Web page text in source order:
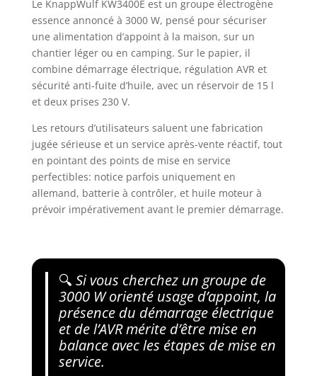
Le KnappWulf KW3400E est un groupe électrogène
essence annoncé à 3000 W, pensé pour sécuriser
une alimentation d’appoint à la maison, sur un
chantier léger ou en camping. Sur le papier, il
combine démarrage électrique, régulation AVR et
sécurité anti-fuite d’huile, avec un réservoir de 15 l
et deux prises 230 V.
Les retours d’utilisateurs saluent une fabrication
jugée sérieuse et un service après-vente réactif, tout
en pointant des points de mise en service
perfectibles: notice parfois uniquement en
allemand, batterie à contrôler, et huile moteur à
prévoir impérativement avant le premier démarrage.
🔍 Si vous cherchez un groupe de
3000 W orienté usage d’appoint, la
présence du démarrage électrique
et de l’AVR mérite d’être mise en
balance avec les étapes de mise en
service.